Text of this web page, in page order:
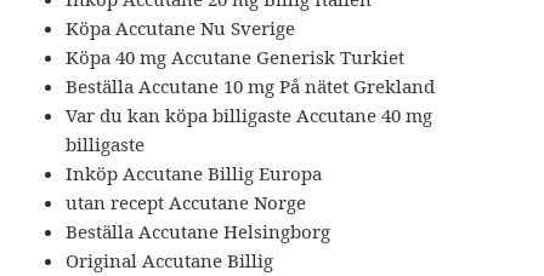
Köpa Accutane Nu Sverige
Köpa 40 mg Accutane Generisk Turkiet
Beställa Accutane 10 mg På nätet Grekland
Var du kan köpa billigaste Accutane 40 mg
billigaste
Inköp Accutane Billig Europa
utan recept Accutane Norge
Beställa Accutane Helsingborg
Original Accutane Billig